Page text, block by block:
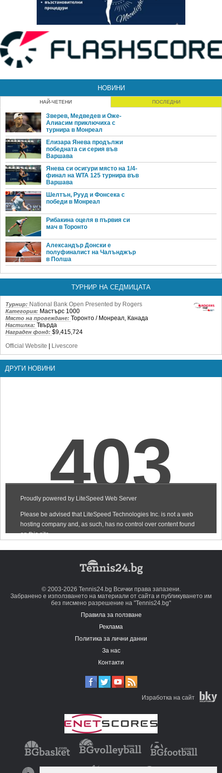
НОВИНИ
НАЙ-ЧЕТЕНИ ПОСЛЕДНИ
Зверев, Медведев и Оже-
Алиасим приключиха с
турнира в Монреал
Елизара Янева продължи
победната си серия във
Варшава
Янева си осигури място на 1/4-
финал на WTA 125 турнира във
Варшава
Шелтън, Рууд и Фонсека с
победи в Монреал
Рибакина оцеля в първия си
мач в Торонто
Александър Донски е
полуфиналист на Чалънджър
в Полша
ТУРНИР НА СЕДМИЦАТА
Турнир: National Bank Open Presented by Rogers
Категория: Мастърс 1000
Място на провеждане: Торонто / Монреал, Канада
Настилка: Твърда
Награден фонд: $9,415,724
Official Website
Livescore
ДРУГИ НОВИНИ
© 2003-2026 Tennis24.bg Всички права запазени.
Забранено е използването на материали от сайта и публикуването им
без писмено разрешение на "Tennis24.bg"
Правила за ползване
Реклама
Политика за лични данни
За нас
Контакти
Изработка на сайт